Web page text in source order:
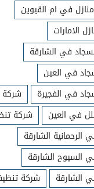
في ام القيوين
الامارات
في الشارقة
في العين
في الفجيرة
في العين
شركة
الشارقة
السيوح الشارقة
الشارقة
شركة